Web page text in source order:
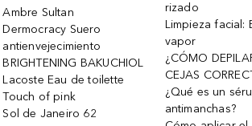
Ambre Sultan
Dermocracy Suero
antienvejecimiento
BRIGHTENING BAKUCHIOL
Lacoste Eau de toilette
Touch of pink
Sol de Janeiro 62
rizado
Limpieza facial:
vapor
¿CÓMO
CEJAS
¿Qué es un
antimanchas?